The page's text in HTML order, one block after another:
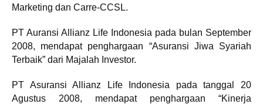
Marketing dan Carre-CCSL.
PT Auransi Allianz Life Indonesia pada bulan September
2008, mendapat penghargaan “Asuransi Jiwa Syariah
Terbaik” dari Majalah Investor.
PT Asuransi Allianz Life Indonesia pada tanggal 20
Agustus 2008, mendapat penghargaan “Kinerja